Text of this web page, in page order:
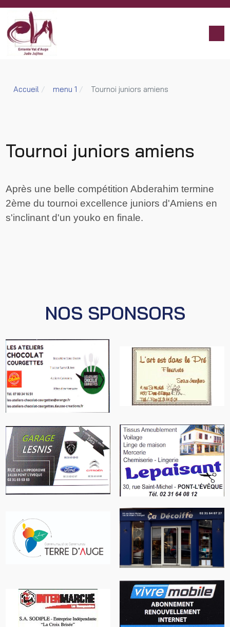
Accueil menu 1 Tournoi juniors amiens
Tournoi juniors amiens
Après une belle compétition Abderahim termine
2ème du tournoi excellence juniors d'Amiens en
s'inclinant d'un youko en finale.
NOS SPONSORS